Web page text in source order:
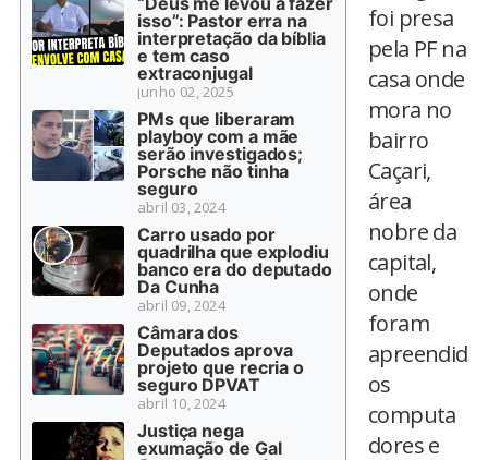
isso”: Pastor erra na
interpretação da bíblia
e tem caso
extraconjugal
junho 02, 2025
PMs que liberaram
playboy com a mãe
serão investigados;
Porsche não tinha
seguro
abril 03, 2024
Carro usado por
quadrilha que explodiu
banco era do deputado
Da Cunha
abril 09, 2024
Câmara dos
Deputados aprova
projeto que recria o
seguro DPVAT
abril 10, 2024
Justiça nega
exumação de Gal
foi presa
pela PF na
casa onde
mora no
bairro
Caçari,
área
nobre da
capital,
onde
foram
apreendid
os
computa
dores e